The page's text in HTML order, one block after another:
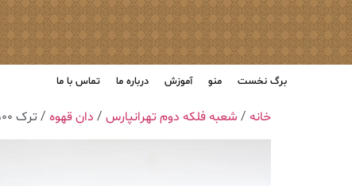
برگ نخست منو آموزش درباره ما تماس با ما
خانه / شعبه فلکه دوم تهرانپارس / دان قهوه / ترک ۵۰۰ گرمی